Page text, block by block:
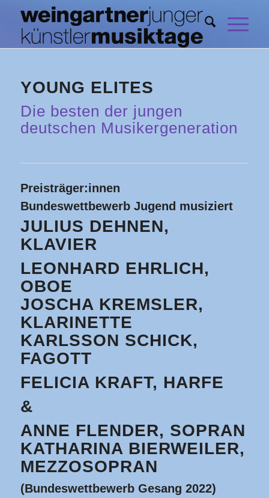
YOUNG ELITES
Die besten der jungen
deutschen Musikergeneration
Preisträger:innen
Bundeswettbewerb Jugend musiziert
JULIUS DEHNEN,
KLAVIER
LEONHARD EHRLICH,
OBOE
JOSCHA KREMSLER,
KLARINETTE
KARLSSON SCHICK,
FAGOTT
FELICIA KRAFT, HARFE
&
ANNE FLENDER, SOPRAN
KATHARINA BIERWEILER,
MEZZOSOPRAN
(Bundeswettbewerb Gesang 2022)